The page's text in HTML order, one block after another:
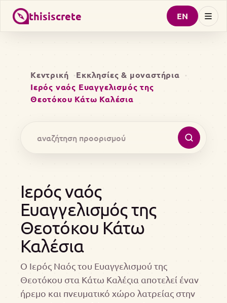
thisiscrete EN
Κεντρική
Εκκλησίες & μοναστήρια
Ιερός ναός Ευαγγελισμός της
Θεοτόκου Κάτω Καλέσια
Ιερός ναός
Ευαγγελισμός της
Θεοτόκου Κάτω
Καλέσια
Ο Ιερός Ναός του Ευαγγελισμού της
Θεοτόκου στα Κάτω Καλέςια αποτελεί έναν
ήρεμο και πνευματικό χώρο λατρείας στην